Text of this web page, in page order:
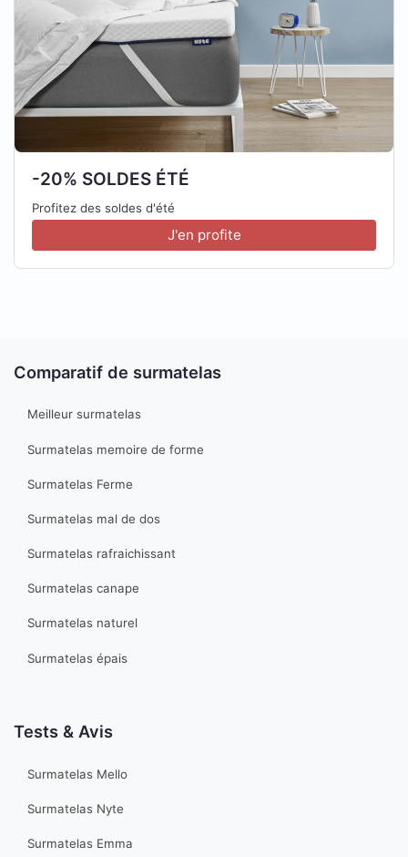
-20% SOLDES ÉTÉ
Profitez des soldes d'été
J'en profite
Comparatif de surmatelas
Meilleur surmatelas
Surmatelas memoire de forme
Surmatelas Ferme
Surmatelas mal de dos
Surmatelas rafraichissant
Surmatelas canape
Surmatelas naturel
Surmatelas épais
Tests & Avis
Surmatelas Mello
Surmatelas Nyte
Surmatelas Emma